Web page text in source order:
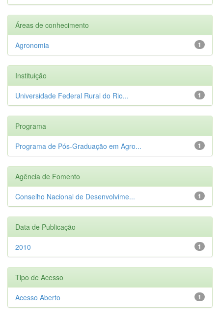
Áreas de conhecimento
1
Agronomia
Instituição
1
Universidade Federal Rural do Rio...
Programa
1
Programa de Pós-Graduação em Agro...
Agência de Fomento
1
Conselho Nacional de Desenvolvime...
Data de Publicação
1
2010
Tipo de Acesso
1
Acesso Aberto